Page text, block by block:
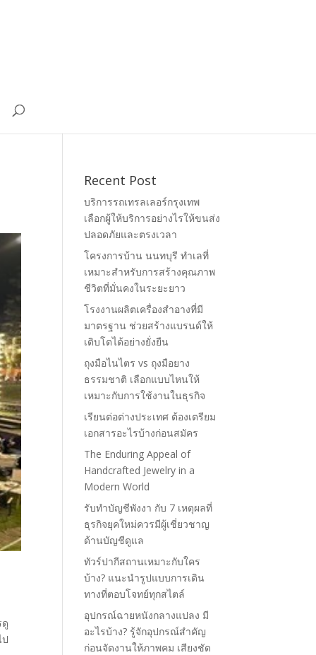
Recent Post
บริการรถเทรลเลอร์กรุงเทพ
เลือกผู้ให้บริการอย่างไรให้ขนส่ง
ปลอดภัยและตรงเวลา
โครงการบ้าน นนทบุรี ทำเลที่
เหมาะสำหรับการสร้างคุณภาพ
ชีวิตที่มั่นคงในระยะยาว
โรงงานผลิตเครื่องสำอางที่มี
มาตรฐาน ช่วยสร้างแบรนด์ให้
เติบโตได้อย่างยั่งยืน
ถุงมือไนไตร vs ถุงมือยาง
ธรรมชาติ เลือกแบบไหนให้
เหมาะกับการใช้งานในธุรกิจ
เรียนต่อต่างประเทศ ต้องเตรียม
เอกสารอะไรบ้างก่อนสมัคร
The Enduring Appeal of
Handcrafted Jewelry in a
Modern World
รับทำบัญชีพังงา กับ 7 เหตุผลที่
ธุรกิจยุคใหม่ควรมีผู้เชี่ยวชาญ
ด้านบัญชีดูแล
ทัวร์ปากีสถานเหมาะกับใคร
บ้าง? แนะนำรูปแบบการเดิน
ทางที่ตอบโจทย์ทุกสไตล์
อุปกรณ์ฉายหนังกลางแปลง มี
อะไรบ้าง? รู้จักอุปกรณ์สำคัญ
ก่อนจัดงานให้ภาพคม เสียงชัด